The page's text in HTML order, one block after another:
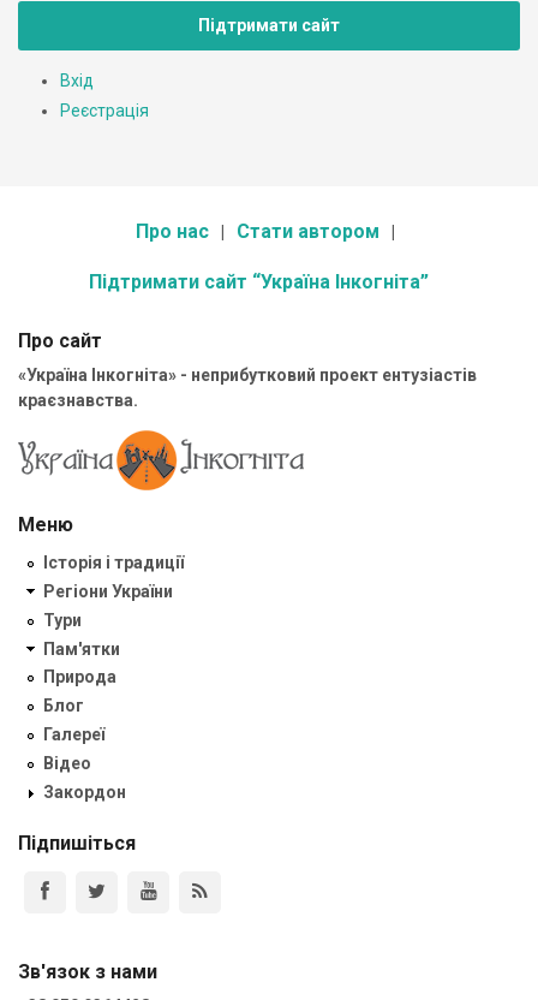
Підтримати сайт
Вхід
Реєстрація
Про нас Стати автором
Підтримати сайт “Україна Інкогніта”
Про сайт
«Україна Інкогніта» - неприбутковий проект ентузіастів
краєзнавства.
Меню
Історія і традиції
Регіони України
Тури
Пам'ятки
Природа
Блог
Галереї
Відео
Закордон
Підпишіться
Зв'язок з нами